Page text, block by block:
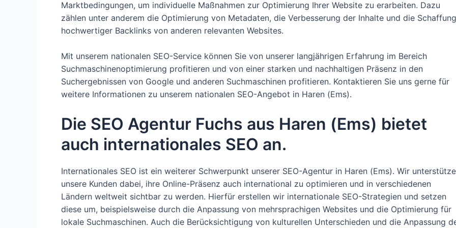
Marktbedingungen, um individuelle Maßnahmen zur Optimierung Ihrer Website zu erarbeiten. Dazu
zählen unter anderem die Optimierung von Metadaten, die Verbesserung der Inhalte und die Schaffung
hochwertiger Backlinks von anderen relevanten Websites.
Mit unserem nationalen SEO-Service können Sie von unserer langjährigen Erfahrung im Bereich
Suchmaschinenoptimierung profitieren und von einer starken und nachhaltigen Präsenz in den
Suchergebnissen von Google und anderen Suchmaschinen profitieren. Kontaktieren Sie uns gerne für
weitere Informationen zu unserem nationalen SEO-Angebot in Haren (Ems).
Die SEO Agentur Fuchs aus Haren (Ems) bietet
auch internationales SEO an.
Internationales SEO ist ein weiterer Schwerpunkt unserer SEO-Agentur in Haren (Ems). Wir
unsere Kunden dabei, ihre Online-Präsenz auch international zu optimieren und in verschiedenen
Ländern weltweit sichtbar zu werden. Hierfür erstellen wir internationale SEO-Strategien und setzen
diese um, beispielsweise durch die Anpassung von mehrsprachigen Websites und die Optimierung für
lokale Suchmaschinen. Auch die Berücksichtigung von kulturellen Unterschieden und die Anpassung